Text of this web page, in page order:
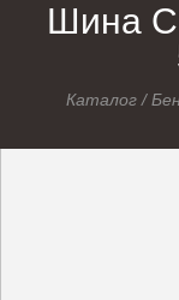
Шина
Каталог/